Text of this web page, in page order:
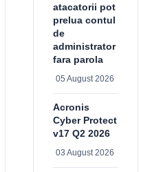
atacatorii pot
prelua contul
de
administrator
fara parola
05 August 2026
Acronis
Cyber Protect
v17 Q2 2026
03 August 2026